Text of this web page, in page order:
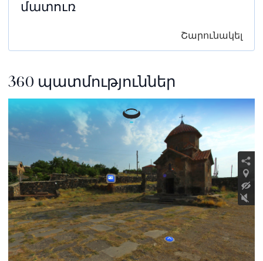
մատուռ
Շարունակել
360 պատմություններ